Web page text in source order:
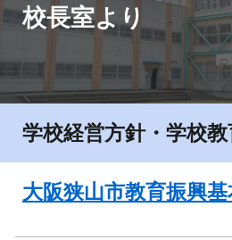
校長室より
学校経営方針・学校
大阪狭山市教育振興